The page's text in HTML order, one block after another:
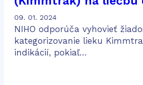
pacientov s
alebo metastatickým
melanómom
09. 01. 2024
NIHO odporúča vyhovieť
kategorizovanie lieku
indikácií, pokiaľ…